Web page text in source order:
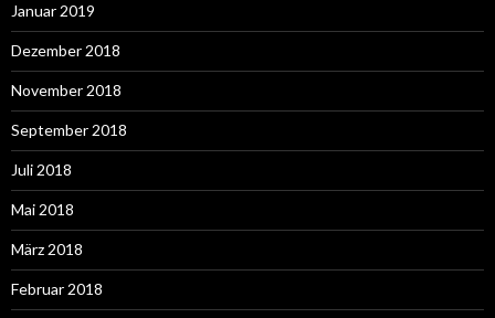
Januar 2019
Dezember 2018
November 2018
September 2018
Juli 2018
Mai 2018
März 2018
Februar 2018